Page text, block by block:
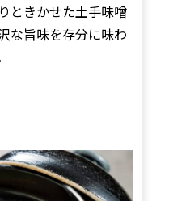
ときかせた土手味噌
な旨味を存分に味わ